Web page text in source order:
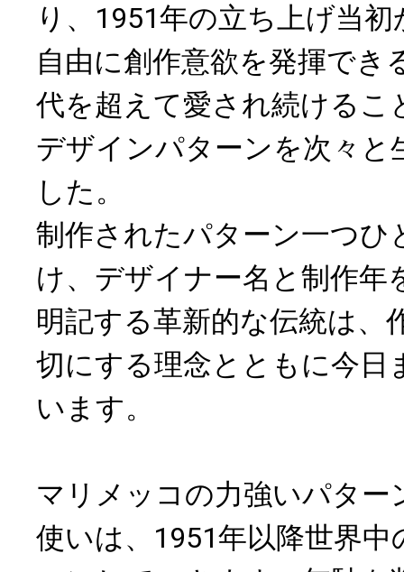
り、1951年の立ち上げ当
自由に創作意欲を発揮でき
代を超えて愛され続けるこ
デザインパターンを次々と
した。
制作されたパターン一つひ
け、デザイナー名と制作年
明記する革新的な伝統は、
切にする理念とともに今日
います。
マリメッコの力強いパター
使いは、1951年以降世界